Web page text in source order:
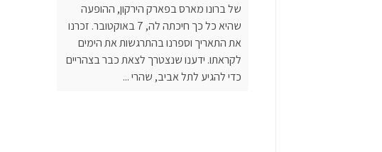
של ברונו מארס בפארק הירקון, ההופעה
שהיא כל כך חיכתה לה, 7 באוקטובר. זכרנו
את התאריך וספרנו בהתרגשות את הימים
לקראתו. ידענו שנצטרך לצאת כבר בצהריים
כדי להגיע לתל אביב, שהרי ...